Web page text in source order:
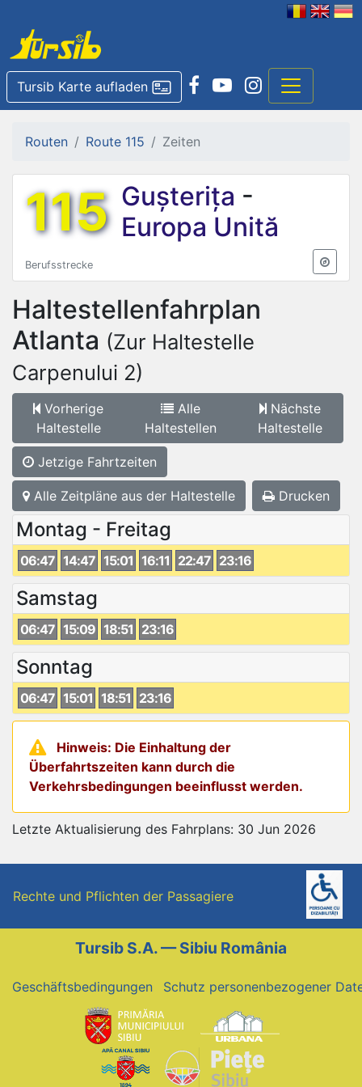
Tursib Karte aufladen
Routen Route 115 Zeiten
115 Gușterița -
Europa Unită
Berufsstrecke
Haltestellenfahrplan
Atlanta (Zur Haltestelle
Carpenului 2)
Vorherige
Haltestelle
Alle
Haltestellen
Nächste
Haltestelle
Jetzige Fahrtzeiten
Alle Zeitpläne aus der Haltestelle Drucken
Montag - Freitag
06:47 14:47 15:01 16:11 22:47 23:16
Samstag
06:47 15:09 18:51 23:16
Sonntag
06:47 15:01 18:51 23:16
Hinweis: Die Einhaltung der
Überfahrtszeiten kann durch die
Verkehrsbedingungen beeinflusst werden.
Letzte Aktualisierung des Fahrplans: 30 Jun 2026
Rechte und Pflichten der Passagiere
Tursib S.A. — Sibiu România
Geschäftsbedingungen Schutz personenbezogener